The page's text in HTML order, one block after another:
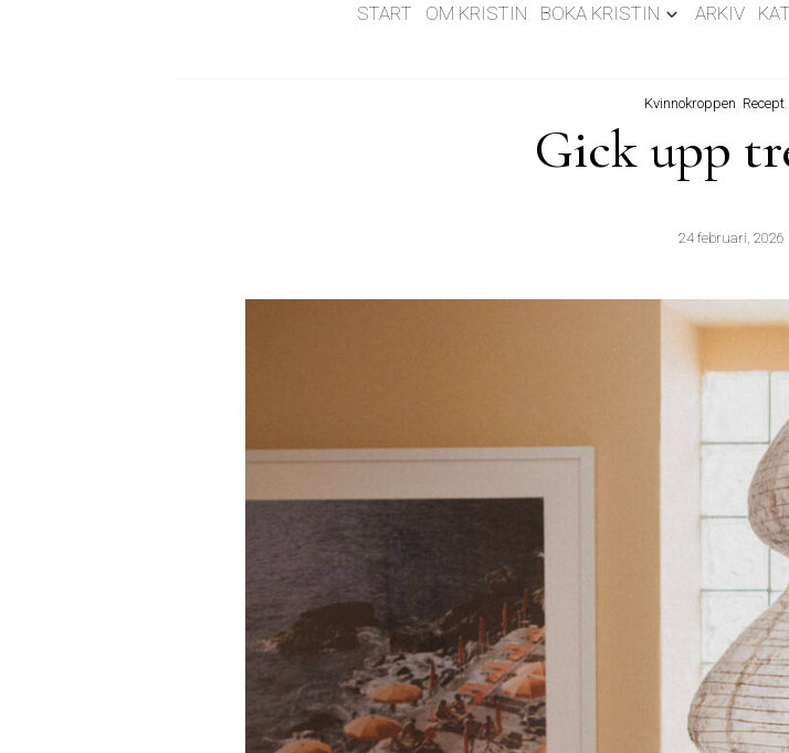
START OM KRISTIN BOKA KRISTIN ARKIV
Kvinnokroppen Recept
Gick upp
24 februari, 2026